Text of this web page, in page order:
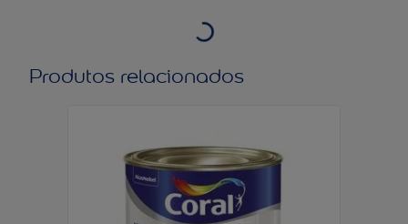
Produtos relacionados